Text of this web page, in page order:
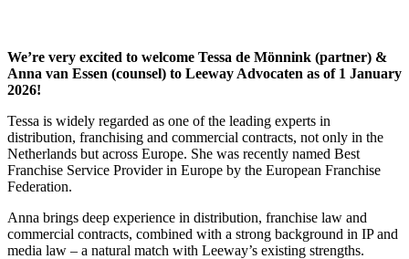
We’re very excited to welcome Tessa de Mönnink (partner) &
Anna van Essen (counsel) to Leeway Advocaten as of 1 January
2026!
Tessa is widely regarded as one of the leading experts in
distribution, franchising and commercial contracts, not only in the
Netherlands but across Europe. She was recently named Best
Franchise Service Provider in Europe by the European Franchise
Federation.
Anna brings deep experience in distribution, franchise law and
commercial contracts, combined with a strong background in IP and
media law – a natural match with Leeway’s existing strengths.